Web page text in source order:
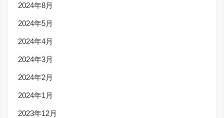
2024年8月
2024年5月
2024年4月
2024年3月
2024年2月
2024年1月
2023年12月